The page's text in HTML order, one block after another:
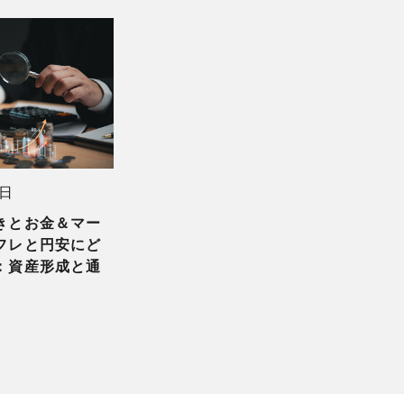
とお金＆マー
レと円安にど
産形成と通